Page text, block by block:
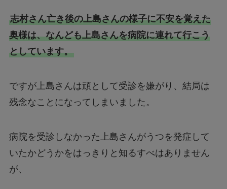
志村さん亡き後の上島さんの様子に不安を覚えた
奥様は、なんども上島さんを病院に連れて行こう
としています。
ですが上島さんは頑として受診を嫌がり、結局は
残念なことになってしまいました。
病院を受診しなかった上島さんがうつを発症して
いたかどうかをはっきりと知るすべはありません
が、